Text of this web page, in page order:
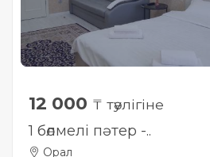
12 000 ₸ тәулігіне
1 бөлмелі пәтер -..
Орал